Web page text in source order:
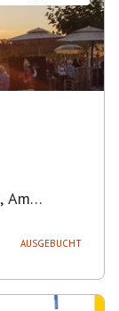
, Am
AUSGEBUCHT